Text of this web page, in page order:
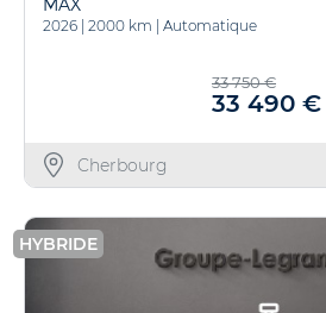
2026 | 2000 km | Automatique
33 750 €
33 490 €
Cherbourg
HYBRIDE